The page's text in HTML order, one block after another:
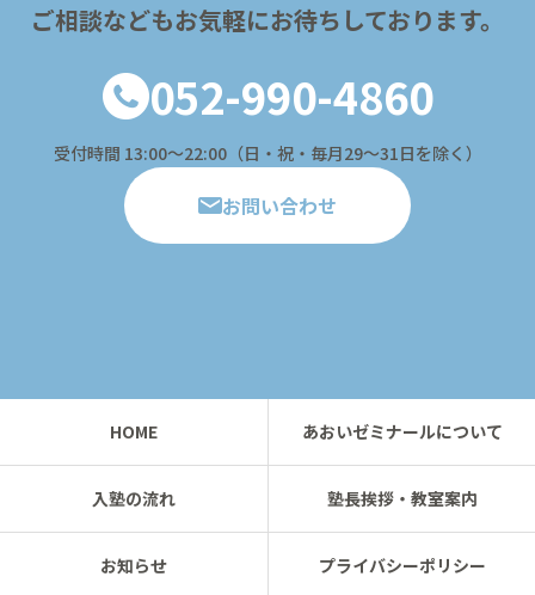
ご相談などもお気軽にお待ちしております。
052-990-4860
受付時間 13:00〜22:00（日・祝・毎月29～31日を除く）
お問い合わせ
HOME あおいゼミナールについて
入塾の流れ 塾長挨拶・教室案内
お知らせ プライバシーポリシー